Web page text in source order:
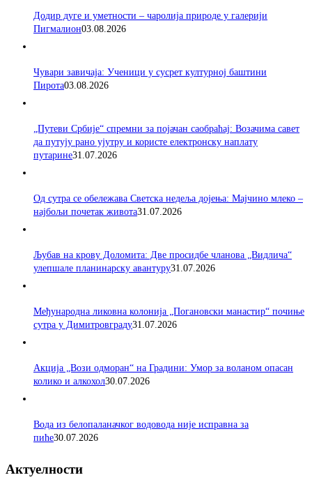
Додир дуге и уметности – чаролија природе у галерији
Пигмалион03.08.2026
Чувари завичаја: Ученици у сусрет културној баштини
Пирота03.08.2026
„Путеви Србије“ спремни за појачан саобраћај: Возачима савет
да путују рано ујутру и користе електронску наплату
путарине31.07.2026
Од сутра се обележава Светска недеља дојења: Мајчино млеко –
најбољи почетак живота31.07.2026
Љубав на крову Доломита: Две просидбе чланова „Видлича“
улепшале планинарску авантуру31.07.2026
Међународна ликовна колонија „Погановски манастир“ почиње
сутра у Димитровграду31.07.2026
Акција „Вози одморан“ на Градини: Умор за воланом опасан
колико и алкохол30.07.2026
Вода из белопаланачког водовода није исправна за
пиће30.07.2026
Актуелности